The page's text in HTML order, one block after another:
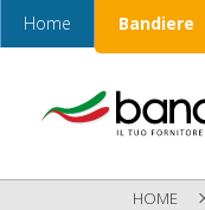
Home Bandiere
HOME